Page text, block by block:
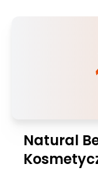
Natural